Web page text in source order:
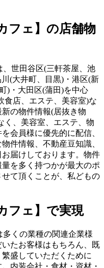
フェ】の店舗物
、世田谷区(三軒茶屋、池
(大井町、目黒)・港区(新
)・大田区(蒲田)を中心
食店、エステ、美容室)な
の物件情報(居抜き物
く、美容室、エステ、物
会員様に優先的に配信、
件情報、不動産豆知識、
届けしております。物件
を多く持つかが最大のポ
て頂くことが、私どもの
フェ】で実現
多くの業種の関連企業様
たお客様はもちろん、既
盛していただくために